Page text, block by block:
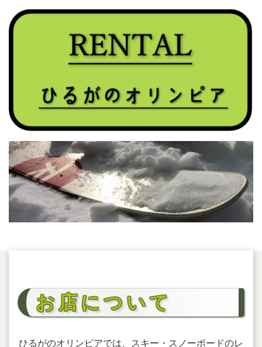
お店について
ひるがのオリンピアでは、スキー・スノーボードのレ